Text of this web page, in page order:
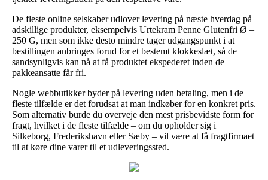
De fleste online selskaber udlover levering på næste hverdag på
adskillige produkter, eksempelvis Urtekram Penne Glutenfri Ø –
250 G, men som ikke desto mindre tager udgangspunkt i at
bestillingen anbringes forud for et bestemt klokkeslæt, så de
sandsynligvis kan nå at få produktet ekspederet inden de
pakkeansatte får fri.
Nogle webbutikker byder på levering uden betaling, men i de
fleste tilfælde er det forudsat at man indkøber for en konkret pris.
Som alternativ burde du overveje den mest prisbevidste form for
fragt, hvilket i de fleste tilfælde – om du opholder sig i
Silkeborg, Frederikshavn eller Sæby – vil være at få fragtfirmaet
til at køre dine varer til et udleveringssted.